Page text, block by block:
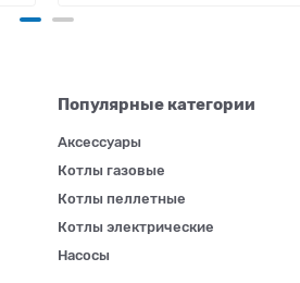
Популярные категории
Аксессуары
Котлы газовые
Котлы пеллетные
Котлы электрические
Насосы